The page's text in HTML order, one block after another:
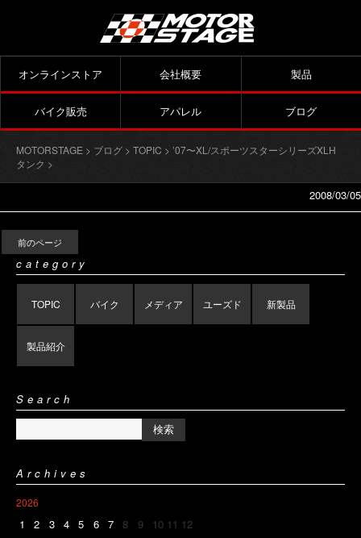
オンラインストア 会社概要 製品
バイク販売 アパレル ブログ
MOTORSTAGE > ブログ > TOPIC > ’07〜XL/スポーツスターシリーズXLH
タンク >
2008/03/05
前のページ
category
TOPIC バイク メディア ユーズド 新製品
製品紹介
Search
Archives
2026
1 2 3 4 5 6 7 8 9 10 11 12